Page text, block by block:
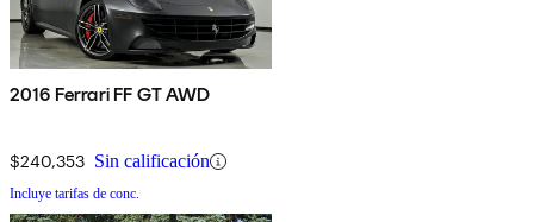
2016 Ferrari FF GT AWD
$240,353 Sin calificación
Incluye tarifas de conc.